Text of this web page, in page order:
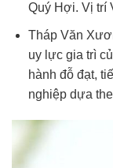
Quý Hợi. Vị
Tháp Văn
uy lực gia trì
hành đỗ đạt,
nghiệp dựa